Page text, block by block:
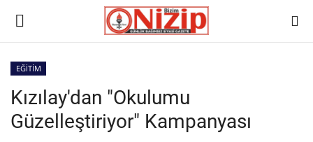
Ana
GÜNDEM
EĞİTİM
Kızılay'dan "Okulumu
Güzelleştiriyor" Kampanyası